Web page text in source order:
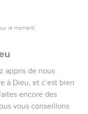
le moment.
appris de nous
à Dieu, et c’est bien
encore des
vous conseillons